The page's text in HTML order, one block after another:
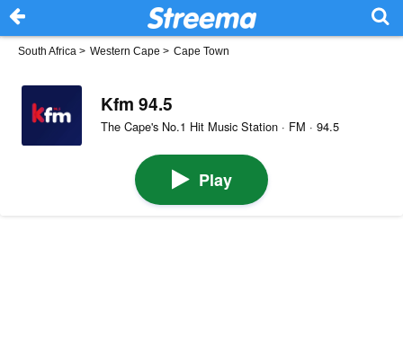
South Africa > Western Cape > Cape Town
Kfm 94.5
The Cape's No.1 Hit Music Station · FM · 94.5
Play